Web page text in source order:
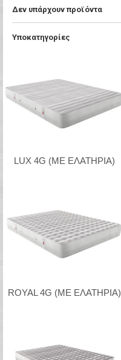
Δεν υπάρχουν προϊόντα
Υποκατηγορίες
LUX 4G (ΜΕ ΕΛΑΤΗΡΙΑ)
ROYAL 4G (ΜΕ ΕΛΑΤΗΡΙΑ)